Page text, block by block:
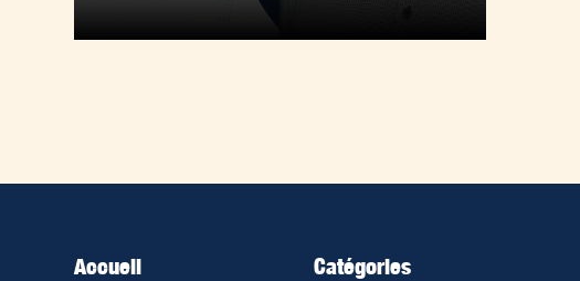
Accueil Catégories